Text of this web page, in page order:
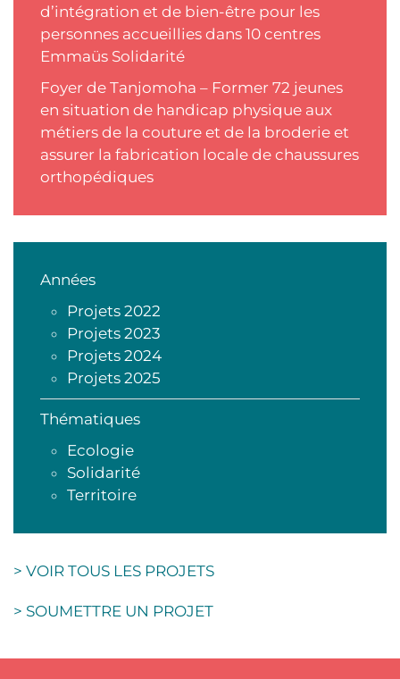
d’intégration et de bien-être pour les
personnes accueillies dans 10 centres
Emmaüs Solidarité
Foyer de Tanjomoha – Former 72 jeunes
en situation de handicap physique aux
métiers de la couture et de la broderie et
assurer la fabrication locale de chaussures
orthopédiques
Années
Projets 2022
Projets 2023
Projets 2024
Projets 2025
Thématiques
Ecologie
Solidarité
Territoire
> VOIR TOUS LES PROJETS
> SOUMETTRE UN PROJET